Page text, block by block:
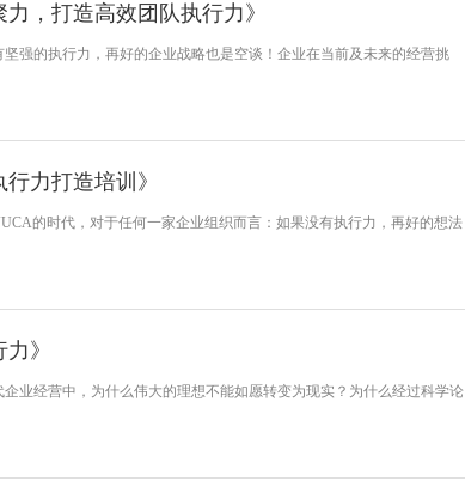
力，打造高效团队执行力》
坚强的执行力，再好的企业战略也是空谈！企业在当前及未来的经营挑
行力打造培训》
的时代，对于任何一家企业组织而言：如果没有执行力，再好的想法
》
企业经营中，为什么伟大的理想不能如愿转变为现实？为什么经过科学论